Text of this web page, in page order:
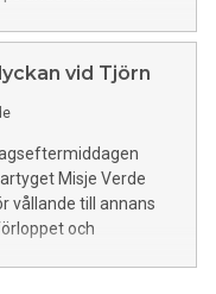
vid Tjörn
Misje Verde
vållande till annans
och